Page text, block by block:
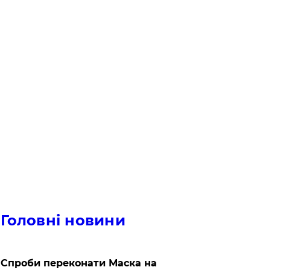
Головні новини
​Спроби переконати Маска на